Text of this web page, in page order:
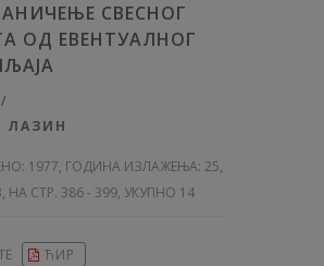
СВЕСНОГ
ОД ЕВЕНТУАЛНОГ
ЛАЗИН
1977, ГОДИНА ИЗЛАЖЕЊА: 25,
НА СТР. 386 - 399, УКУПНО 14
ЋИР